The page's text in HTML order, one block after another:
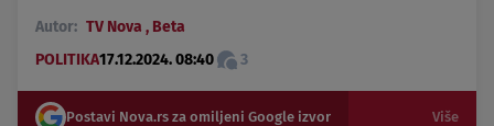
Autor: TV Nova , Beta
POLITIKA17.12.2024. 08:40 3
Postavi Nova.rs za omiljeni Google izvor Više